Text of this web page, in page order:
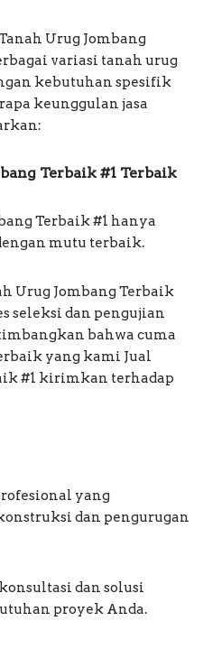
Urug Jombang
variasi tanah urug
kebutuhan spesifik
keunggulan jasa
Terbaik #1 Terbaik
Terbaik #1 hanya
mutu terbaik.
Urug Jombang Terbaik
seleksi dan pengujian
bahwa cuma
yang kami Jual
#1 kirimkan terhadap
yang
dan pengurugan
dan solusi
proyek Anda.